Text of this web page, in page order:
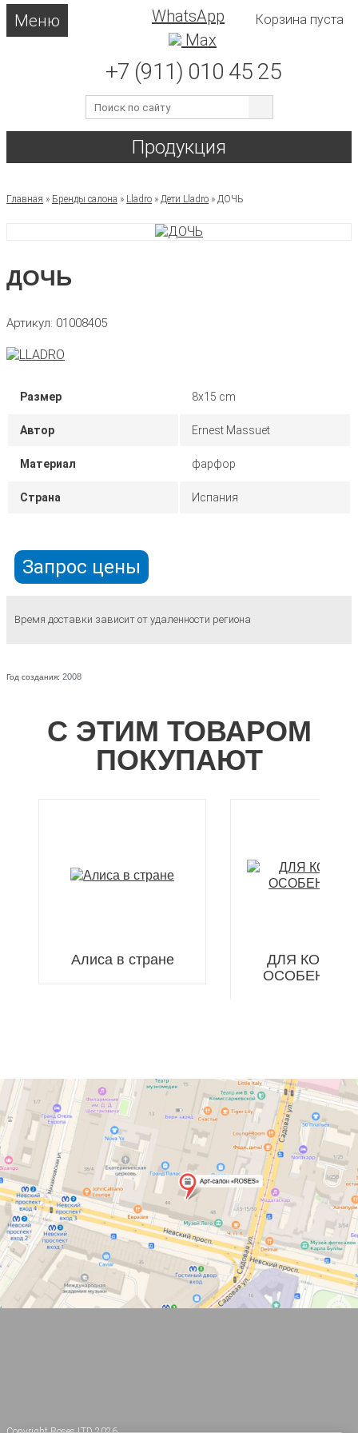
Меню
WhatsApp
Max
Корзина пуста
+7 (911) 010 45 25
Продукция
Главная » Бренды салона » Lladro » Дети Lladro » ДОЧЬ
ДОЧЬ
Артикул: 01008405
Размер 8x15 cm
Автор Ernest Massuet
Материал фарфор
Страна Испания
Запрос цены
Время доставки зависит от удаленности региона
Год создания: 2008
С ЭТИМ ТОВАРОМ
ПОКУПАЮТ
Алиса в стране
ДЛЯ КОГО-
ЛЕПЕСТКИ НА
ВОДЕ
СЛАДКИЙ